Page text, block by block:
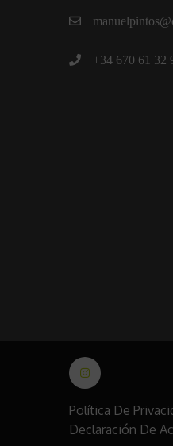
+34 670 61 32
Política De
Declaración De